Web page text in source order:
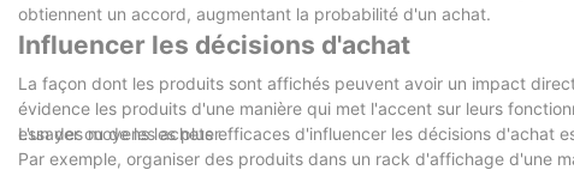
obtiennent un accord, augmentant la probabilité d'un achat.
Influencer les décisions d'achat
La façon dont les produits sont affichés peuvent avoir un impact
évidence les produits d'une manière qui met l'accent sur leurs
essayer ou de les acheter.
L'un des moyens les plus efficaces d'influencer les décisions d'achat
Par exemple, organiser des produits dans un rack d'affichage d'une